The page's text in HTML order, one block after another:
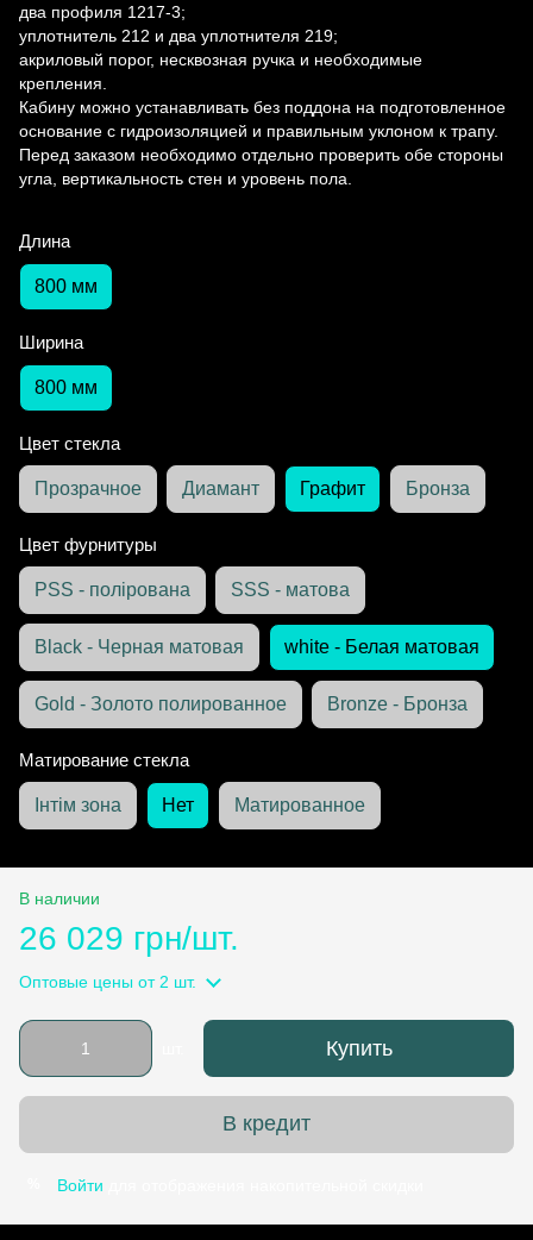
два профиля 1217-3;
уплотнитель 212 и два уплотнителя 219;
акриловый порог, несквозная ручка и необходимые
крепления.
Кабину можно устанавливать без поддона на подготовленное
основание с гидроизоляцией и правильным уклоном к трапу.
Перед заказом необходимо отдельно проверить обе стороны
угла, вертикальность стен и уровень пола.
Длина
800 мм
Ширина
800 мм
Цвет стекла
Прозрачное Диамант Графит Бронза
Цвет фурнитуры
PSS - полірована SSS - матова
Black - Черная матовая white - Белая матовая
Gold - Золото полированное Bronze - Бронза
Матирование стекла
Інтім зона Нет Матированное
В наличии
26 029 грн/шт.
Оптовые цены от 2 шт.
Купить
В кредит
Войти